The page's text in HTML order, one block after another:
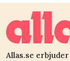
Allas.se